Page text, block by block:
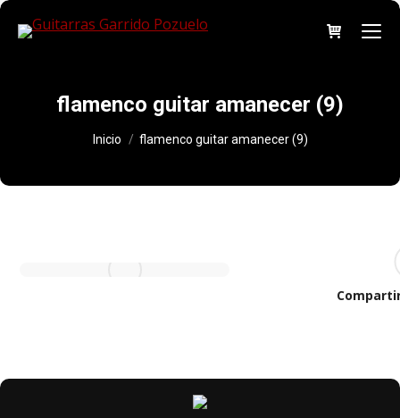
flamenco guitar amanecer (9)
Estás aquí:
Inicio flamenco guitar amanecer (9)